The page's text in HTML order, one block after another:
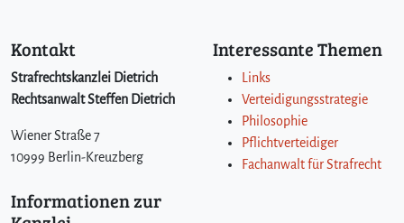
Kontakt
Strafrechtskanzlei Dietrich
Rechtsanwalt Steffen Dietrich
Wiener Straße 7
10999 Berlin-Kreuzberg
Interessante Themen
Links
Verteidigungsstrategie
Philosophie
Pflichtverteidiger
Fachanwalt für Strafrecht
Informationen zur